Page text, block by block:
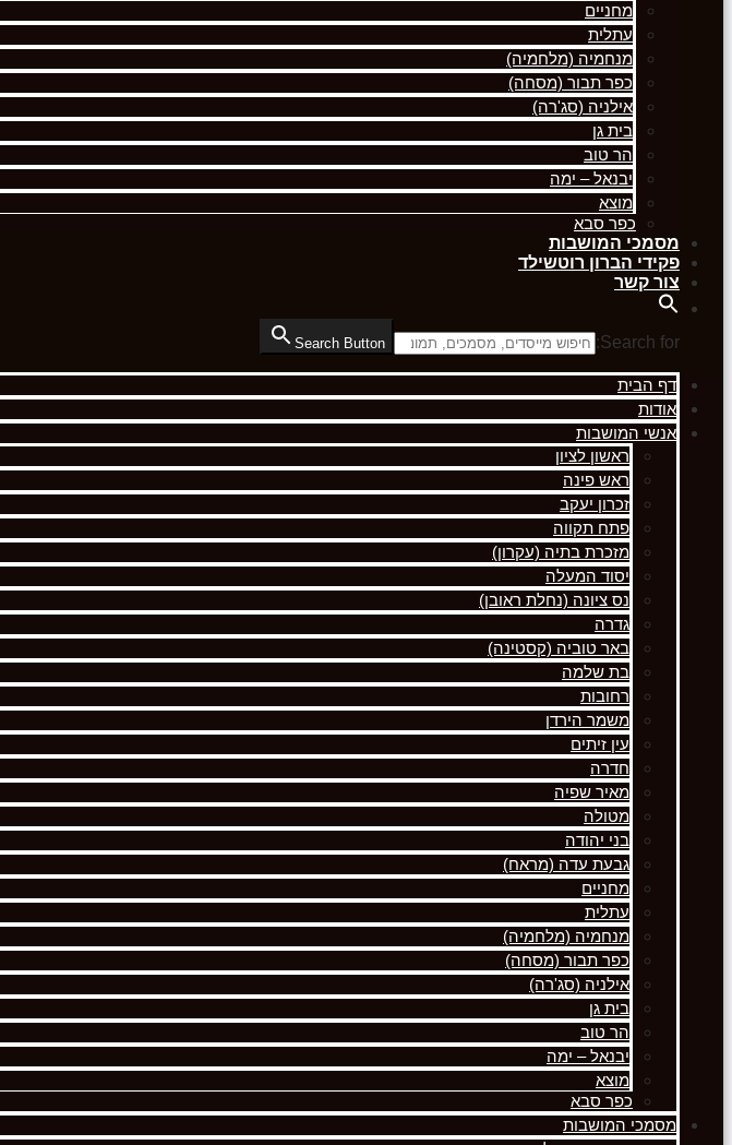
מחניים
עתלית
מנחמיה (מלחמיה)
כפר תבור (מסחה)
אילניה (סג'רה)
בית גן
הר טוב
יבנאל – ימה
מוצא
כפר סבא
מסמכי המושבות
פקידי הברון רוטשילד
צור קשר
Search for:
Search Button
דף הבית
אודות
אנשי המושבות
ראשון לציון
ראש פינה
זכרון יעקב
פתח תקווה
מזכרת בתיה (עקרון)
יסוד המעלה
נס ציונה (נחלת ראובן)
גדרה
באר טוביה (קסטינה)
בת שלמה
רחובות
משמר הירדן
עין זיתים
חדרה
מאיר שפיה
מטולה
בני יהודה
גבעת עדה (מראח)
מחניים
עתלית
מנחמיה (מלחמיה)
כפר תבור (מסחה)
אילניה (סג'רה)
בית גן
הר טוב
יבנאל – ימה
מוצא
כפר סבא
מסמכי המושבות